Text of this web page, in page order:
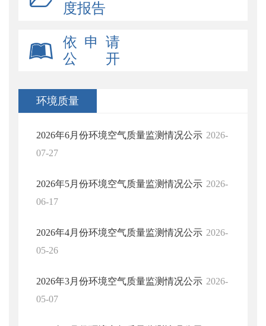
度报告
依 申 请
公 开
环境质量
2026年6月份环境空气质量监测情况公示 2026-
07-27
2026年5月份环境空气质量监测情况公示 2026-
06-17
2026年4月份环境空气质量监测情况公示 2026-
05-26
2026年3月份环境空气质量监测情况公示 2026-
05-07